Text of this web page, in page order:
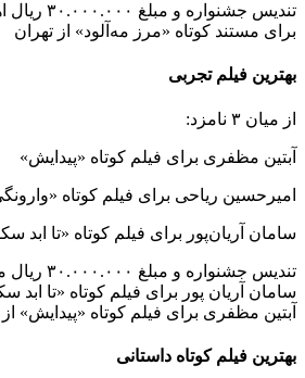
تندیس
برای مستند کوتاه «مرز مه‌آلود» از تهران
بهترین فیلم تجربی
از میان ۳ نامزد:
آبتین مظفری برای فیلم کوتاه «پیدایش»
امیرحسین ریاحی برای فیلم کوتاه
سامان آریان‌پور برای فیلم کوتاه «تا ابد
تندیس
سامان آریان پور برای فیلم کوتاه «تا ابد
آبتین مظفری برای فیلم کوتاه «پیدایش» از
بهترین فیلم کوتاه داستانی